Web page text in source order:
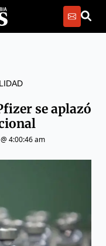
se aplazó
4:00:46 am